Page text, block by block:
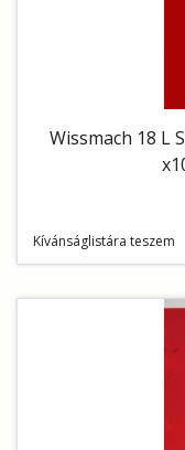
Wissmach 18 L
Kívánságlistára teszem